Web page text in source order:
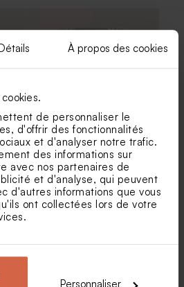
À propos des cookies
de personnaliser le
d'offrir des fonctionnalités
et d'analyser notre trafic.
des informations sur
avec nos partenaires de
et d'analyse, qui peuvent
d'autres informations que vous
ont collectées lors de votre
Personnaliser
Savon artisanal senteur Thé
Chaï
Faire part naissance petit
papillon